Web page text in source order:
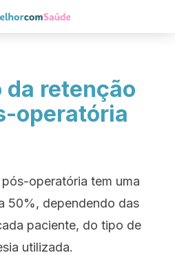
da retenção
operatória
operatória tem uma
50%, dependendo das
paciente, do tipo de
utilizada.